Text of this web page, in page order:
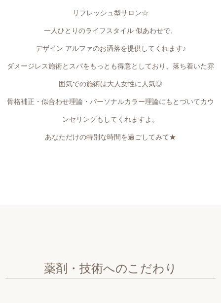
リフレッシュ型サロン☆
一人ひとりのライフスタイル 似あわせで、
デザイン アルファのお洒落を提供してくれます♪
ダメージレス施術とスパをもっとも得意としており、落ち着いた雰
囲気での施術は大人女性に人気◎
骨格補正・似合わせ理論・パーソナルカラー理論にもとづいてカウ
ンセリングもしてくれますよ。
あなただけの特別な時間を過ごしてみて★
薬剤・技術へのこだわり